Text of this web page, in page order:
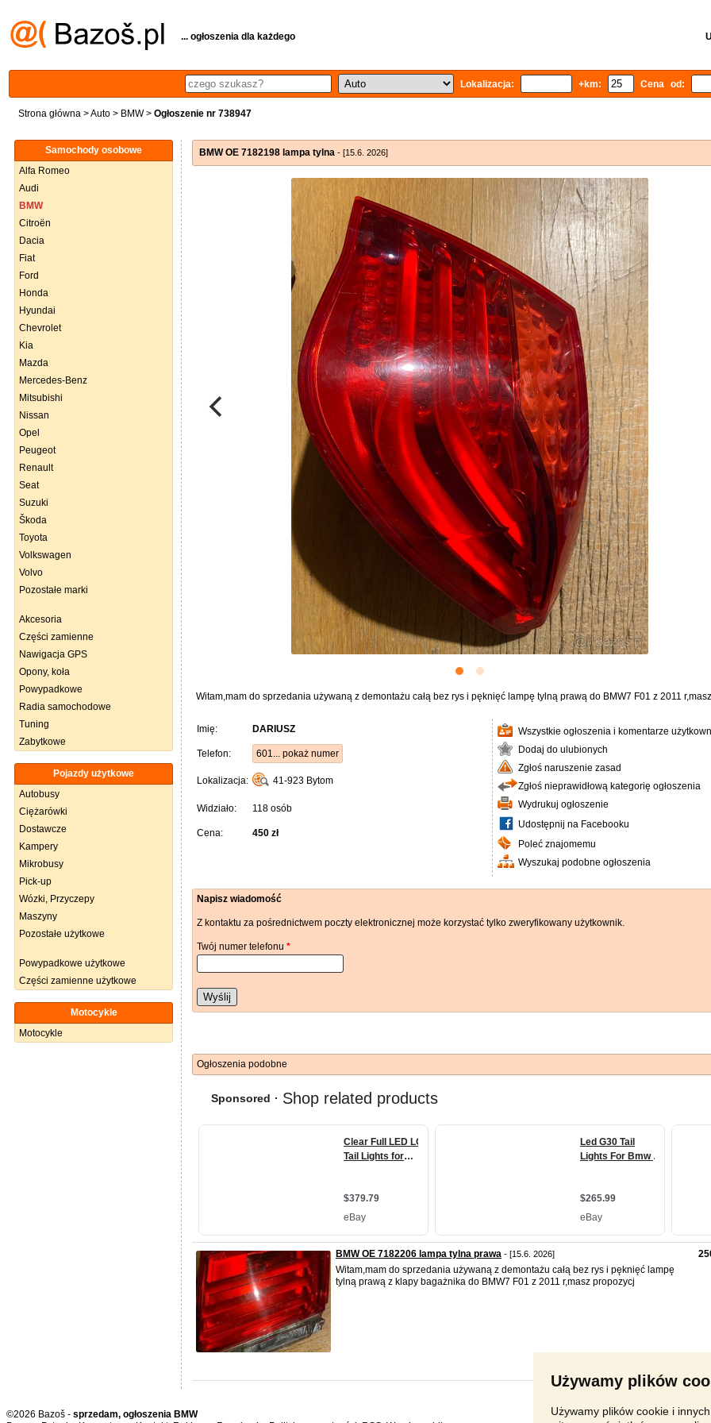
Używamy plików
Używamy plików cookie i
... ogłoszenia dla każdego
Lokalizacja: +km: Cena od:
Strona główna >Auto > BMW> Ogłoszenie nr 738947
Samochody osobowe
Alfa Romeo
Audi
BMW
Citroën
Dacia
Fiat
Ford
Honda
Hyundai
Chevrolet
Kia
Mazda
Mercedes-Benz
Mitsubishi
Nissan
Opel
Peugeot
Renault
Seat
Suzuki
Škoda
Toyota
Volkswagen
Volvo
Pozostałe marki
Akcesoria
Części zamienne
Nawigacja GPS
Opony, koła
Powypadkowe
Radia samochodowe
Tuning
Zabytkowe
Pojazdy użytkowe
Autobusy
Ciężarówki
Dostawcze
Kampery
Mikrobusy
Pick-up
Wózki, Przyczepy
Maszyny
Pozostałe użytkowe
Powypadkowe użytkowe
Części zamienne użytkowe
Motocykle
Motocykle
BMW OE 7182198 lampa tylna - [15.6. 2026]
Witam,mam do sprzedania używaną z demontażu całą bez rys i pęknięć lampę tylną prawą do BMW7 F01 z 2011
Imię: DARIUSZ
Telefon: 601... pokaż numer
Lokalizacja: 41-923 Bytom
Widziało: 118 osób
Cena: 450 zł
Wszystkie ogłoszenia i komentarze
Dodaj do ulubionych
Zgłoś naruszenie zasad
Zgłoś nieprawidłową kategorię ogłoszenia
Wydrukuj ogłoszenie
Udostępnij na Facebooku
Poleć znajomemu
Wyszukaj podobne ogłoszenia
Napisz wiadomość
Z kontaktu za pośrednictwem poczty elektronicznej może korzystać tylko zweryfikowany użytkownik.
Twój numer telefonu *
Wyślij
Ogłoszenia podobne
BMW OE 7182206 lampa tylna prawa - [15.6. 2026]
Witam,mam do sprzedania używaną z demontażu całą bez rys i pęknięć lampę
tylną prawą z klapy bagażnika do BMW7 F01 z 2011 r,masz propozycj
©2026 Bazoš - sprzedam, ogłoszenia BMW